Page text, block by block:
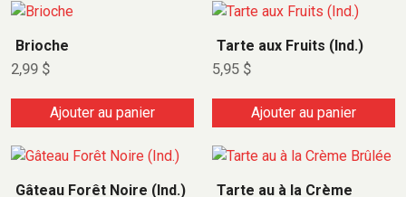
Brioche
2,99 $
Ajouter au panier
Tarte aux Fruits (Ind.)
5,95 $
Ajouter au panier
Gâteau Forêt Noire (Ind.) Tarte au à la Crème